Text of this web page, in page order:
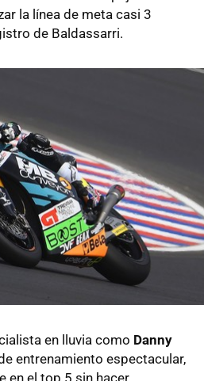
la línea de meta casi 3
de Baldassarri.
en lluvia como Danny
entrenamiento espectacular,
en el top 5 sin hacer